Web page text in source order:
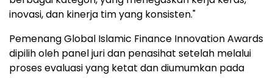
inovasi, dan kinerja tim yang konsisten."
Pemenang Global Islamic Finance Innovation Awards
dipilih oleh panel juri dan penasihat setelah melalui
proses evaluasi yang ketat dan diumumkan pada